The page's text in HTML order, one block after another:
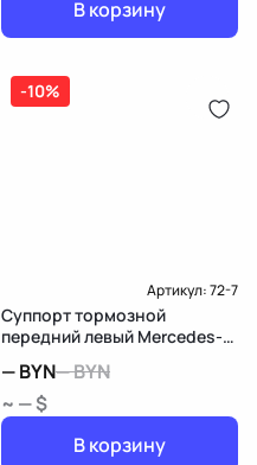
В корзину
-10%
Артикул:72-7
Суппорт тормозной
передний левый Mercedes-
—BYN—BYN
~ — $
В корзину